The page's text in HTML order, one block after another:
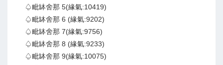
♤毗缽舍那 5(緣氣:10419)
♤毗缽舍那 6 (緣氣:9202)
♤毗缽舍那 7(緣氣:9756)
♤毗缽舍那 8 (緣氣:9233)
♤毗缽舍那 9(緣氣:10075)